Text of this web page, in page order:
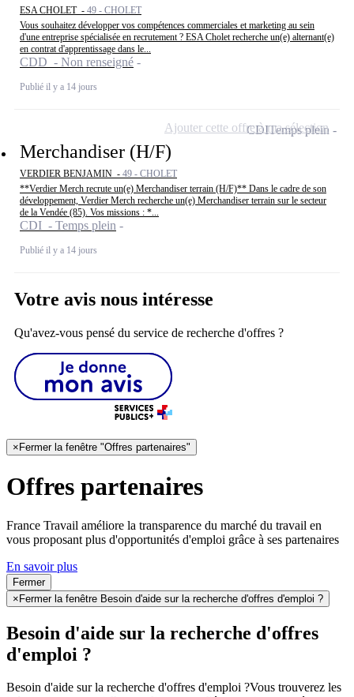
ESA CHOLET - 49 - CHOLET
Vous souhaitez développer vos compétences commerciales et marketing au sein
d'une entreprise spécialisée en recrutement ? ESA Cholet recherche un(e) alternant(e)
en contrat d'apprentissage dans le...
CDD - Non renseigné
Publié il y a 14 jours
Merchandiser (H/F)
VERDIER BENJAMIN - 49 - CHOLET
**Verdier Merch recrute un(e) Merchandiser terrain (H/F)** Dans le cadre de son
développement, Verdier Merch recherche un(e) Merchandiser terrain sur le secteur
de la Vendée (85). Vos missions : *...
CDI - Temps plein
Publié il y a 14 jours
CDITemps plein
Ajouter cette offre à ma sélection
Votre avis nous intéresse
Qu'avez-vous pensé du service de recherche d'offres ?
× Fermer la fenêtre "Offres partenaires"
Offres partenaires
France Travail améliore la transparence du marché du travail en
vous proposant plus d'opportunités d'emploi grâce à ses partenaires
En savoir plus
Fermer
×Fermer la fenêtre Besoin d'aide sur la recherche d'offres d'emploi ?
Besoin d'aide sur la recherche d'offres
d'emploi ?
Besoin d'aide sur la recherche d'offres d'emploi ?Vous trouverez les